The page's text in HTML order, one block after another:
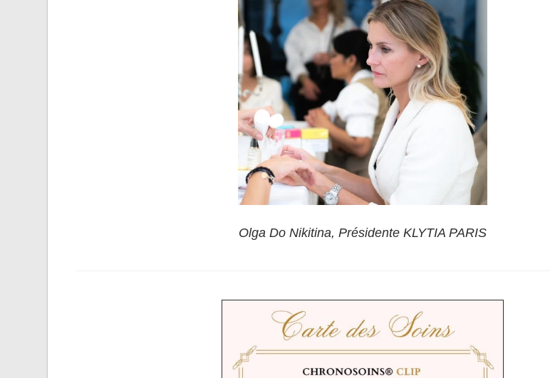
Olga Do Nikitina, Présidente KLYTIA PARIS